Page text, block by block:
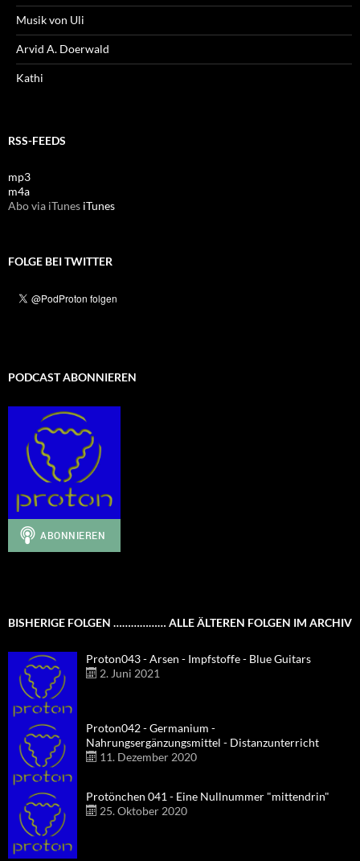
Musik von Uli
Arvid A. Doerwald
Kathi
RSS-FEEDS
mp3
m4a
Abo via iTunes iTunes
FOLGE BEI TWITTER
PODCAST ABONNIEREN
BISHERIGE FOLGEN ……………… ALLE ÄLTEREN FOLGEN IM ARCHIV
Proton043 - Arsen - Impfstoffe - Blue Guitars
2. Juni 2021
Proton042 - Germanium -
Nahrungsergänzungsmittel - Distanzunterricht
11. Dezember 2020
Protönchen 041 - Eine Nullnummer "mittendrin"
25. Oktober 2020